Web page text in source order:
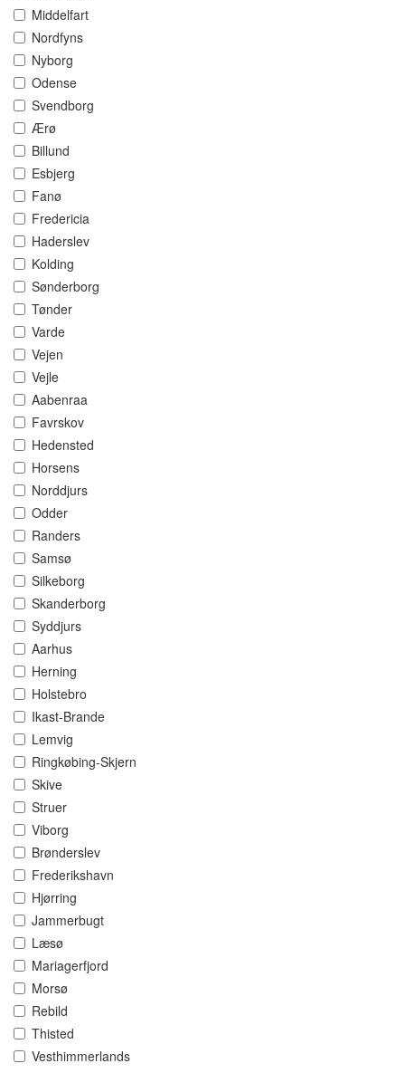
Middelfart
Nordfyns
Nyborg
Odense
Svendborg
Ærø
Billund
Esbjerg
Fanø
Fredericia
Haderslev
Kolding
Sønderborg
Tønder
Varde
Vejen
Vejle
Aabenraa
Favrskov
Hedensted
Horsens
Norddjurs
Odder
Randers
Samsø
Silkeborg
Skanderborg
Syddjurs
Aarhus
Herning
Holstebro
Ikast-Brande
Lemvig
Ringkøbing-Skjern
Skive
Struer
Viborg
Brønderslev
Frederikshavn
Hjørring
Jammerbugt
Læsø
Mariagerfjord
Morsø
Rebild
Thisted
Vesthimmerlands